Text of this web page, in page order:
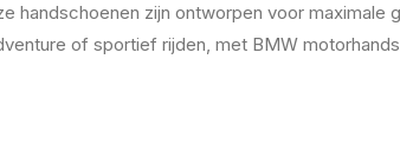
handschoenen zijn ontworpen voor maximale
of sportief rijden, met BMW